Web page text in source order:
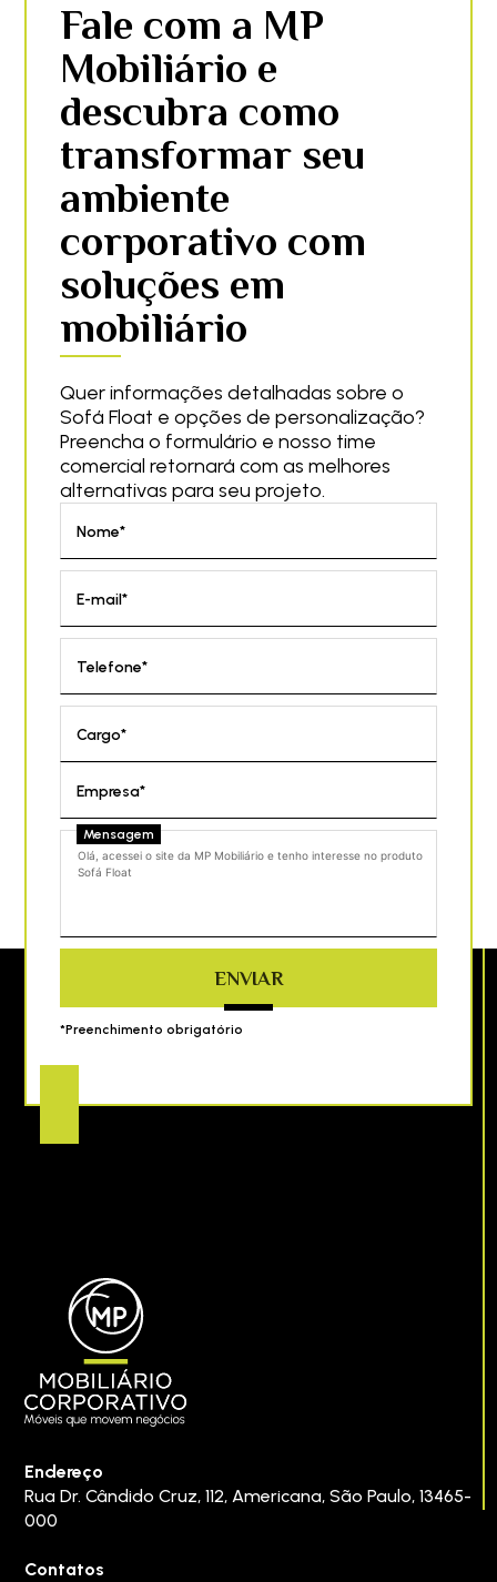
Fale com a MP
Mobiliário e
descubra como
transformar seu
ambiente
corporativo com
soluções em
mobiliário
Quer informações detalhadas sobre o
Sofá Float e opções de personalização?
Preencha o formulário e nosso time
comercial retornará com as melhores
alternativas para seu projeto.
Nome*
E-mail*
Telefone*
Cargo*
Empresa*
Mensagem
ENVIAR
*Preenchimento obrigatório
Endereço
Rua Dr. Cândido Cruz, 112,Americana,São Paulo,13465-
000
Contatos